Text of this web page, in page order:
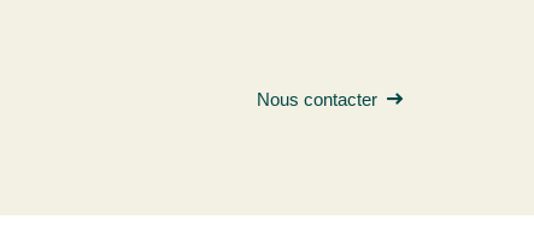
Nous contacter